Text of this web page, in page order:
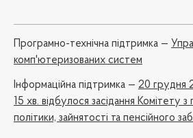
Програмно-технічна підтримка —
комп'ютеризованих систем
Iнформаційна підтримка — 20 грудня
15 хв. відбулося засідання Комітету з
політики, зайнятості та пенсійного